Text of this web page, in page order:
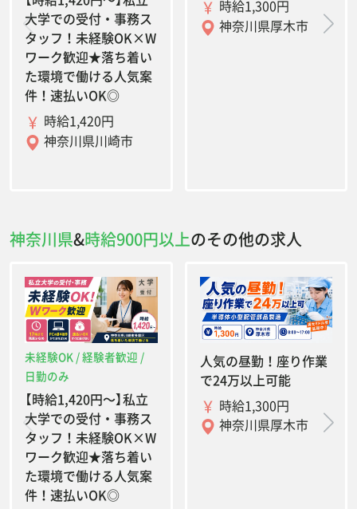
大学での受付・事務ス
タッフ！未経験OK×W
ワーク歓迎★落ち着い
た環境で働ける人気案
件！速払いOK◎
時給1,420円
神奈川県川崎市
時給1,300円
神奈川県厚木市
神奈川県&時給900円以上のその他の求人
未経験OK / 経験者歓迎 /
日勤のみ
【時給1,420円〜】私立
大学での受付・事務ス
タッフ！未経験OK×W
ワーク歓迎★落ち着い
た環境で働ける人気案
件！速払いOK◎
人気の昼勤！座り作業
で24万以上可能
時給1,300円
神奈川県厚木市